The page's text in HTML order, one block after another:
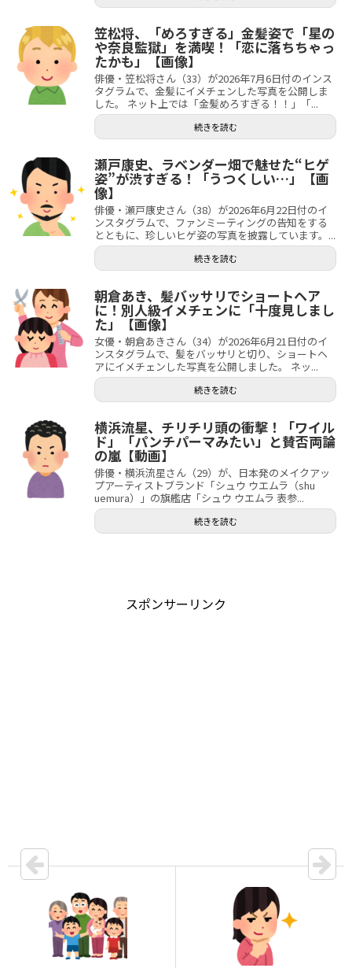
笠松将、「めろすぎる」金髪姿で「星の
や奈良監獄」を満喫！「恋に落ちちゃっ
たかも」【画像】
俳優・笠松将さん（33）が2026年7月6日付のインス
タグラムで、金髪にイメチェンした写真を公開しま
した。 ネット上では「金髪めろすぎる！！」「...
続きを読む
瀬戸康史、ラベンダー畑で魅せた“ヒゲ
姿”が渋すぎる！「うつくしい…」【画
像】
俳優・瀬戸康史さん（38）が2026年6月22日付のイ
ンスタグラムで、ファンミーティングの告知をする
とともに、珍しいヒゲ姿の写真を披露しています。...
続きを読む
朝倉あき、髪バッサリでショートヘア
に！別人級イメチェンに「十度見しまし
た」【画像】
女優・朝倉あきさん（34）が2026年6月21日付のイ
ンスタグラムで、髪をバッサリと切り、ショートヘ
アにイメチェンした写真を公開しました。 ネッ...
続きを読む
横浜流星、チリチリ頭の衝撃！「ワイル
ド」「パンチパーマみたい」と賛否両論
の嵐【動画】
俳優・横浜流星さん（29）が、日本発のメイクアッ
プアーティストブランド「シュウ ウエムラ（shu
uemura）」の旗艦店「シュウ ウエムラ 表参...
続きを読む
スポンサーリンク